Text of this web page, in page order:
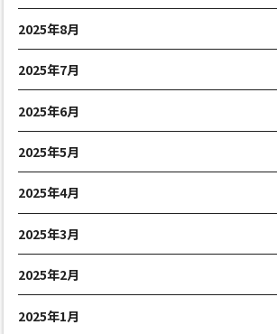
2025年8月
2025年7月
2025年6月
2025年5月
2025年4月
2025年3月
2025年2月
2025年1月